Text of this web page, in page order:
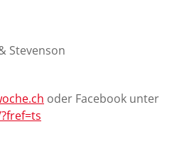
Stevenson
oder Facebook unter